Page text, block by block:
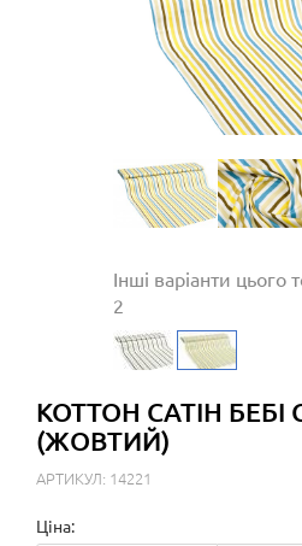
Інші варіанти цього
2
КОТТОН САТІН
(ЖОВТИЙ)
АРТИКУЛ: 14221
Ціна: